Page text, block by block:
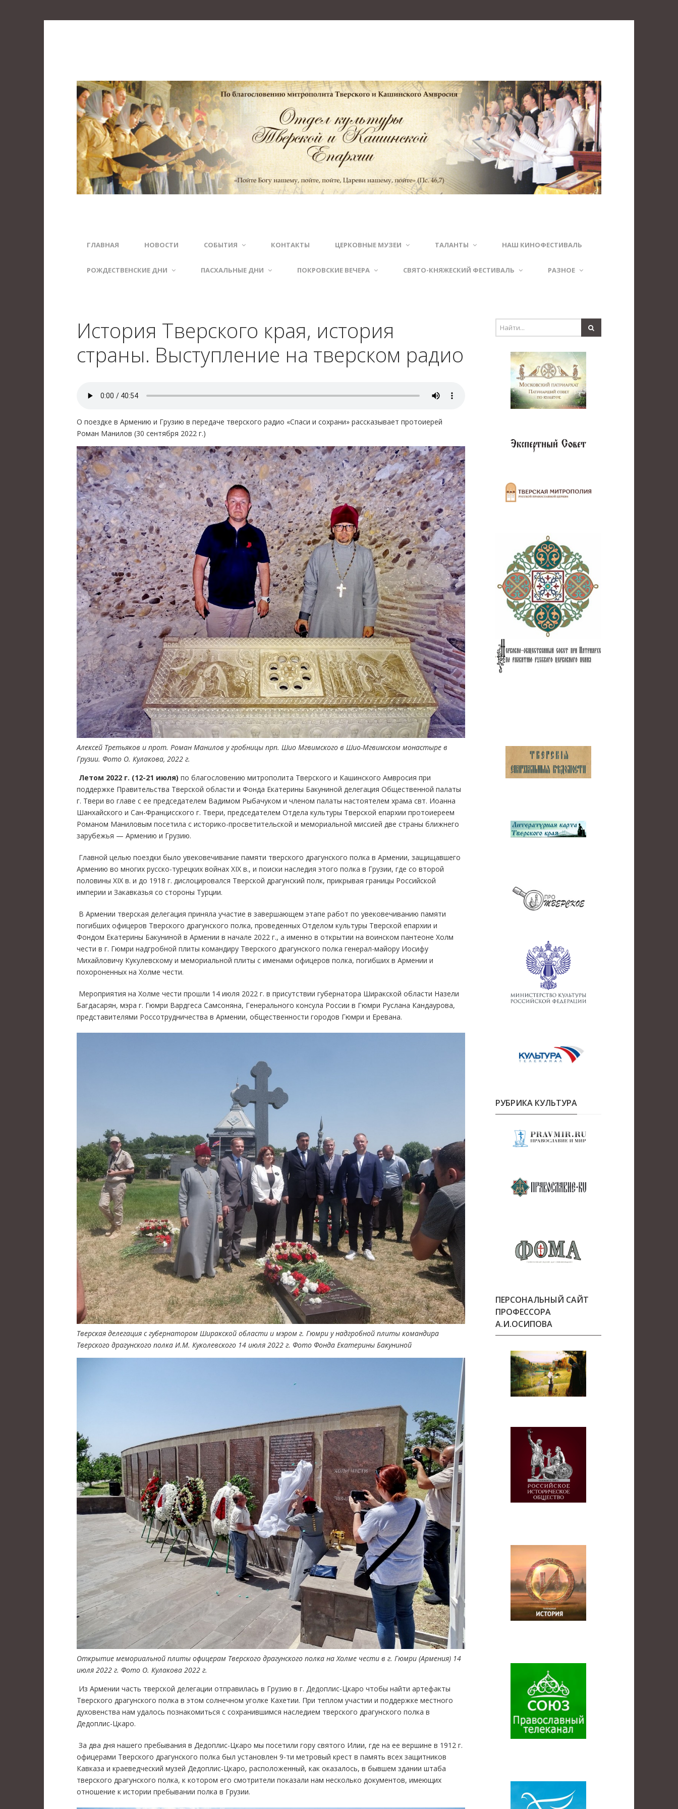
ГЛАВНАЯ НОВОСТИ СОБЫТИЯ КОНТАКТЫ ЦЕРКОВНЫЕ МУЗЕИ ТАЛАНТЫ НАШ КИНОФЕСТИВАЛЬ
РОЖДЕСТВЕНСКИЕ ДНИ ПАСХАЛЬНЫЕ ДНИ ПОКРОВСКИЕ ВЕЧЕРА СВЯТО-КНЯЖЕСКИЙ ФЕСТИВАЛЬ РАЗНОЕ
История Тверского края, история
страны. Выступление на тверском радио
О поездке в Армению и Грузию в передаче тверского радио «Спаси и сохрани» рассказывает протоиерей
Роман Манилов (30 сентября 2022 г.)
Алексей Третьяков и прот. Роман Манилов у гробницы прп. Шио Мгвимского в Шио-Мгвимском монастыре в
Грузии. Фото О. Кулакова, 2022 г.
Летом 2022 г. (12-21 июля) по благословению митрополита Тверского и Кашинского Амвросия при
поддержке Правительства Тверской области и Фонда Екатерины Бакуниной делегация Общественной палаты
г. Твери во главе с ее председателем Вадимом Рыбачуком и членом палаты настоятелем храма свт. Иоанна
Шанхайского и Сан-Францисского г. Твери, председателем Отдела культуры Тверской епархии протоиереем
Романом Маниловым посетила с историко-просветительской и мемориальной миссией две страны ближнего
зарубежья — Армению и Грузию.
Главной целью поездки было увековечивание памяти тверского драгунского полка в Армении, защищавшего
Армению во многих русско-турецких войнах ХIХ в., и поиски наследия этого полка в Грузии, где со второй
половины ХIХ в. и до 1918 г. дислоцировался Тверской драгунский полк, прикрывая границы Российской
империи и Закавказья со стороны Турции.
В Армении тверская делегация приняла участие в завершающем этапе работ по увековечиванию памяти
погибших офицеров Тверского драгунского полка, проведенных Отделом культуры Тверской епархии и
Фондом Екатерины Бакуниной в Армении в начале 2022 г., а именно в открытии на воинском пантеоне Холм
чести в г. Гюмри надгробной плиты командиру Тверского драгунского полка генерал-майору Иосифу
Михайловичу Кукулевскому и мемориальной плиты с именами офицеров полка, погибших в Армении и
похороненных на Холме чести.
Мероприятия на Холме чести прошли 14 июля 2022 г. в присутствии губернатора Ширакской области Назели
Багдасарян, мэра г. Гюмри Вардгеса Самсоняна, Генерального консула России в Гюмри Руслана Кандаурова,
представителями Россотрудничества в Армении, общественности городов Гюмри и Еревана.
Тверская делегация с губернатором Ширакской области и мэром г. Гюмри у надгробной плиты командира
Тверского драгунского полка И.М. Куколевского 14 июля 2022 г. Фото Фонда Екатерины Бакуниной
Открытие мемориальной плиты офицерам Тверского драгунского полка на Холме чести в г. Гюмри (Армения) 14
июля 2022 г. Фото О. Кулакова 2022 г.
Из Армении часть тверской делегации отправилась в Грузию в г. Дедоплис-Цкаро чтобы найти артефакты
Тверского драгунского полка в этом солнечном уголке Кахетии. При теплом участии и поддержке местного
духовенства нам удалось познакомиться с сохранившимся наследием тверского драгунского полка в
Дедоплис-Цкаро.
За два дня нашего пребывания в Дедоплис-Цкаро мы посетили гору святого Илии, где на ее вершине в 1912 г.
офицерами Тверского драгунского полка был установлен 9-ти метровый крест в память всех защитников
Кавказа и краеведческий музей Дедоплис-Цкаро, расположенный, как оказалось, в бывшем здании штаба
тверского драгунского полка, к котором его смотрители показали нам несколько документов, имеющих
отношение к истории пребывании полка в Грузии.
РУБРИКА КУЛЬТУРА
ПЕРСОНАЛЬНЫЙ САЙТ
ПРОФЕССОРА
А.И.ОСИПОВА